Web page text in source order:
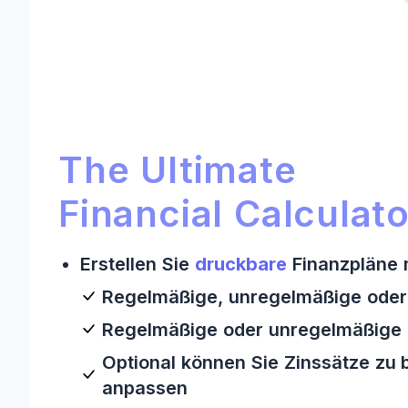
Ultimate Financial
The Ultimate
Financial
Erstellen Sie druckbare Finanzpläne
Regelmäßige, unregelmäßige
Regelmäßige oder
Optional können Sie Zinssätze zu
anpassen